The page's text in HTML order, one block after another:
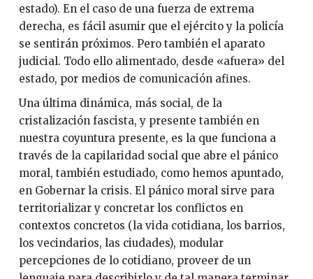
estado). En el caso de una fuerza de extrema
derecha, es fácil asumir que el ejército y la policía
se sentirán próximos. Pero también el aparato
judicial. Todo ello alimentado, desde «afuera» del
estado, por medios de comunicación afines.
Una última dinámica, más social, de la
cristalización fascista, y presente también en
nuestra coyuntura presente, es la que funciona a
través de la capilaridad social que abre el pánico
moral, también estudiado, como hemos apuntado,
en Gobernar la crisis. El pánico moral sirve para
territorializar y concretar los conflictos en
contextos concretos (la vida cotidiana, los barrios,
los vecindarios, las ciudades), modular
percepciones de lo cotidiano, proveer de un